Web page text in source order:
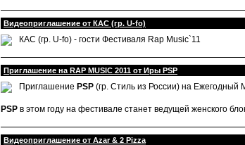
Видеоприглашение от КАС (гр. U-fo)
КАС (гр. U-fo) - гости Фестиваля Rap Music`11
Приглашение на RAP MUSIC 2011 от Иры PSP
Приглашение PSP (гр. Стиль из России) на
PSP в этом году на фестивале станет ведущей женского
Видеоприглашение от Azar & 2 Pizza